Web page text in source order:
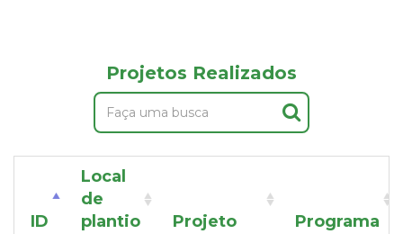
Projetos Realizados
ID
Local
de
plantio
Projeto Programa